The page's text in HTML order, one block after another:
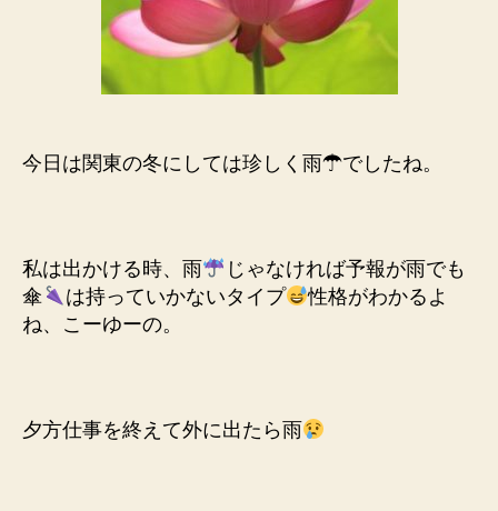
る
へ
今日は関東の冬にしては珍しく雨☂でしたね。
私は出かける時、雨
じゃなければ予報が雨でも
傘
は持っていかないタイプ
性格がわかるよ
ね、こーゆーの。
夕方仕事を終えて外に出たら雨